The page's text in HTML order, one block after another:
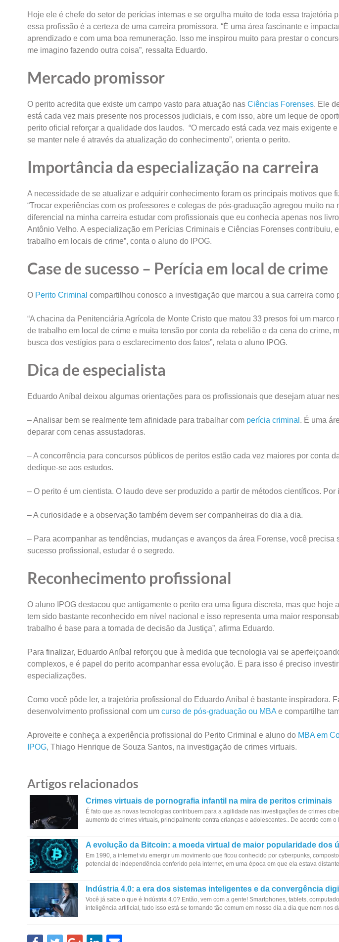
Hoje ele é chefe do setor de perícias internas e se orgulha muito de toda essa trajetória
essa profissão é a certeza de uma carreira promissora. “É uma área fascinante e
aprendizado e com uma boa remuneração. Isso me inspirou muito para prestar o
me imagino fazendo outra coisa”, ressalta Eduardo.
Mercado promissor
O perito acredita que existe um campo vasto para atuação nas Ciências Forenses. Ele
está cada vez mais presente nos processos judiciais, e com isso, abre um leque de
perito oficial reforçar a qualidade dos laudos. “O mercado está cada vez mais exigente
se manter nele é através da atualização do conhecimento”, orienta o perito.
Importância da especialização na carreira
A necessidade de se atualizar e adquirir conhecimento foram os principais motivos que
“Trocar experiências com os professores e colegas de pós-graduação agregou muito
diferencial na minha carreira estudar com profissionais que eu conhecia apenas nos
Antônio Velho. A especialização em Perícias Criminais e Ciências Forenses contribuiu,
trabalho em locais de crime”, conta o aluno do IPOG.
Case de sucesso – Perícia em local de crime
O Perito Criminal compartilhou conosco a investigação que marcou a sua carreira como
“A chacina da Penitenciária Agrícola de Monte Cristo que matou 33 presos foi um
de trabalho em local de crime e muita tensão por conta da rebelião e da cena do crime,
busca dos vestígios para o esclarecimento dos fatos”, relata o aluno IPOG.
Dica de especialista
Eduardo Aníbal deixou algumas orientações para os profissionais que desejam atuar
– Analisar bem se realmente tem afinidade para trabalhar com perícia criminal . É uma
deparar com cenas assustadoras.
– A concorrência para concursos públicos de peritos estão cada vez maiores por conta
dedique-se aos estudos.
– O perito é um cientista. O laudo deve ser produzido a partir de métodos científicos.
– A curiosidade e a observação também devem ser companheiras do dia a dia.
– Para acompanhar as tendências, mudanças e avanços da área Forense, você precisa
sucesso profissional, estudar é o segredo.
Reconhecimento profissional
O aluno IPOG destacou que antigamente o perito era uma figura discreta, mas que hoje
tem sido bastante reconhecido em nível nacional e isso representa uma maior
trabalho é base para a tomada de decisão da Justiça”, afirma Eduardo.
Para finalizar, Eduardo Aníbal reforçou que à medida que tecnologia vai se
complexos, e é papel do perito acompanhar essa evolução. E para isso é preciso
especializações.
Como você pôde ler, a trajetória profissional do Eduardo Aníbal é bastante inspiradora.
desenvolvimento profissional com um curso de pós-graduação ou MBA e compartilhe
Aproveite e conheça a experiência profissional do Perito Criminal e aluno do MBA em
IPOG, Thiago Henrique de Souza Santos, na investigação de crimes virtuais.
Artigos relacionados
Crimes virtuais de pornografia infantil na mira de peritos criminais
É fato que as novas tecnologias contribuem para a agilidade nas investigações de crimes
aumento de crimes virtuais, principalmente contra crianças e adolescentes.. De acordo com
A evolução da Bitcoin: a moeda virtual de maior popularidade dos
Em 1990, a internet viu emergir um movimento que ficou conhecido por cyberpunks,
potencial de independência conferido pela internet, em uma época em que ela estava
Indústria 4.0: a era dos sistemas inteligentes e da convergência
Você já sabe o que é Indústria 4.0? Então, vem com a gente! Smartphones, tablets,
inteligência artificial, tudo isso está se tornando tão comum em nosso dia a dia que nem nos